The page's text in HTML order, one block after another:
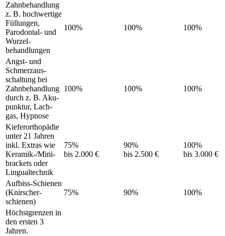
Zahn­behandlung
z. B. hoch­wertige
Füllungen,
Parodontal- und
Wurzel­
behandlungen
100% 100% 100%
Angst- und
Schmerz­aus­
schaltung bei
Zahn­behandlung
durch z. B. Aku­
punktur, Lach­
gas, Hypnose
100% 100% 100%
Kiefer­orthopädie
unter 21 Jahren
inkl. Extras wie
Keramik-/Mini­
brackets oder
Lingual­technik
75%
bis 2.000 €
90%
bis 2.500 €
100%
bis 3.000 €
Aufbiss-Schienen
(Knirscher­
schienen)
75% 90% 100%
Höchstgrenzen in
den ersten 3
Jahren.